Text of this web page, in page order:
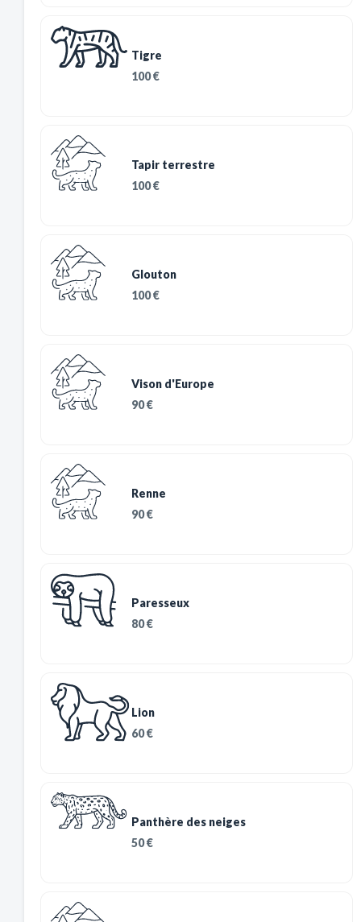
Tigre
100 €
Tapir terrestre
100 €
Glouton
100 €
Vison d'Europe
90 €
Renne
90 €
Paresseux
80 €
Lion
60 €
Panthère des neiges
50 €